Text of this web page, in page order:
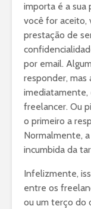
importa é a sua
você for aceito,
prestação de
por email.
responder, mas
imediatamente,
freelancer. Ou
o primeiro a
Normalmente,
incumbida da
Infelizmente,
entre os
ou um terço do